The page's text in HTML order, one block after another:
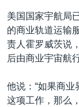
转
检
索
非洲
美洲
军事
劳工
国会报道
美中关系
埃博拉疫情
VOA今日焦点
中文广播
关注我们
美国国家宇航局
的商业轨道运输
责人霍罗威茨说
后由商业宇宙航
他说：“如果商
这项工作，那么